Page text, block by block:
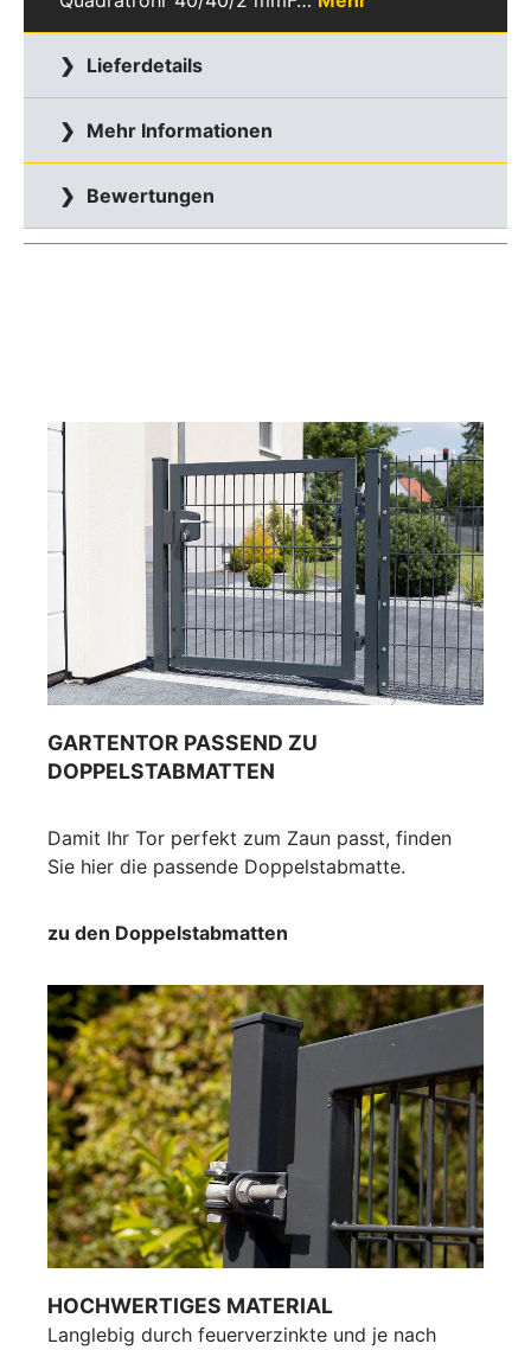
Lieferdetails
Mehr Informationen
Bewertungen
GARTENTOR PASSEND ZU
DOPPELSTABMATTEN
Damit Ihr Tor perfekt zum Zaun passt, finden
Sie hier die passende Doppelstabmatte.
zu den Doppelstabmatten
HOCHWERTIGES MATERIAL
Langlebig durch feuerverzinkte und je nach